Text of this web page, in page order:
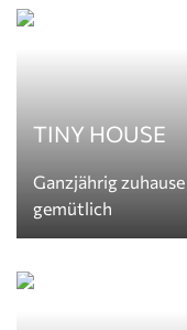
TINY HOUSE
Ganzjährig
gemütlich